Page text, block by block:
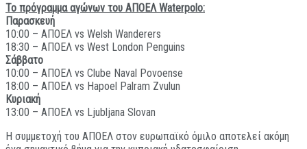
Το πρόγραμμα αγώνων του ΑΠΟΕΛ Waterpolo:
Παρασκευή
10:00 – ΑΠΟΕΛ vs Welsh Wanderers
18:30 – ΑΠΟΕΛ vs West London Penguins
Σάββατο
10:00 – ΑΠΟΕΛ vs Clube Naval Povoense
18:00 – ΑΠΟΕΛ vs Hapoel Palram Zvulun
Κυριακή
13:00 – ΑΠΟΕΛ vs Ljubljana Slovan
Η συμμετοχή του ΑΠΟΕΛ στον ευρωπαϊκό όμιλο αποτελεί ακόμη